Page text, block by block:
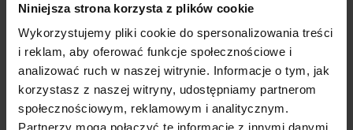
Niniejsza strona korzysta z plików cookie
Wykorzystujemy pliki cookie do spersonalizowania treści
i reklam, aby oferować funkcje społecznościowe i
analizować ruch w naszej witrynie. Informacje o tym, jak
korzystasz z naszej witryny, udostępniamy partnerom
społecznościowym, reklamowym i analitycznym.
Partnerzy mogą połączyć te informacje z innymi danymi